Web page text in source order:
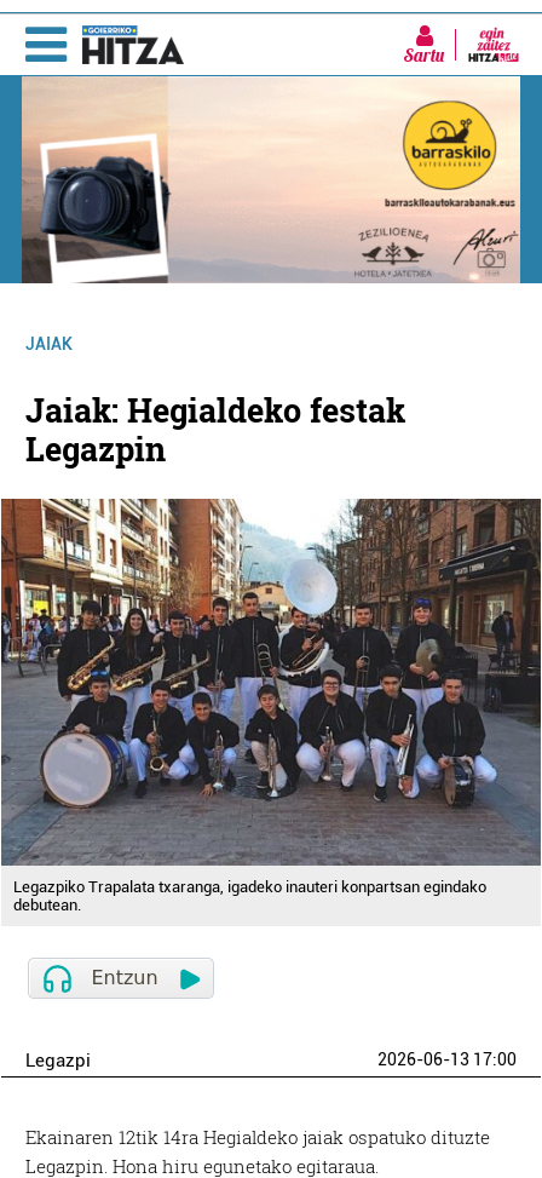
Sartu
JAIAK
Jaiak: Hegialdeko festak
Legazpin
Legazpiko Trapalata txaranga, igadeko inauteri konpartsan egindako
debutean.
Legazpi 2026-06-13 17:00
Ekainaren 12tik 14ra Hegialdeko jaiak ospatuko dituzte
Legazpin. Hona hiru egunetako egitaraua.